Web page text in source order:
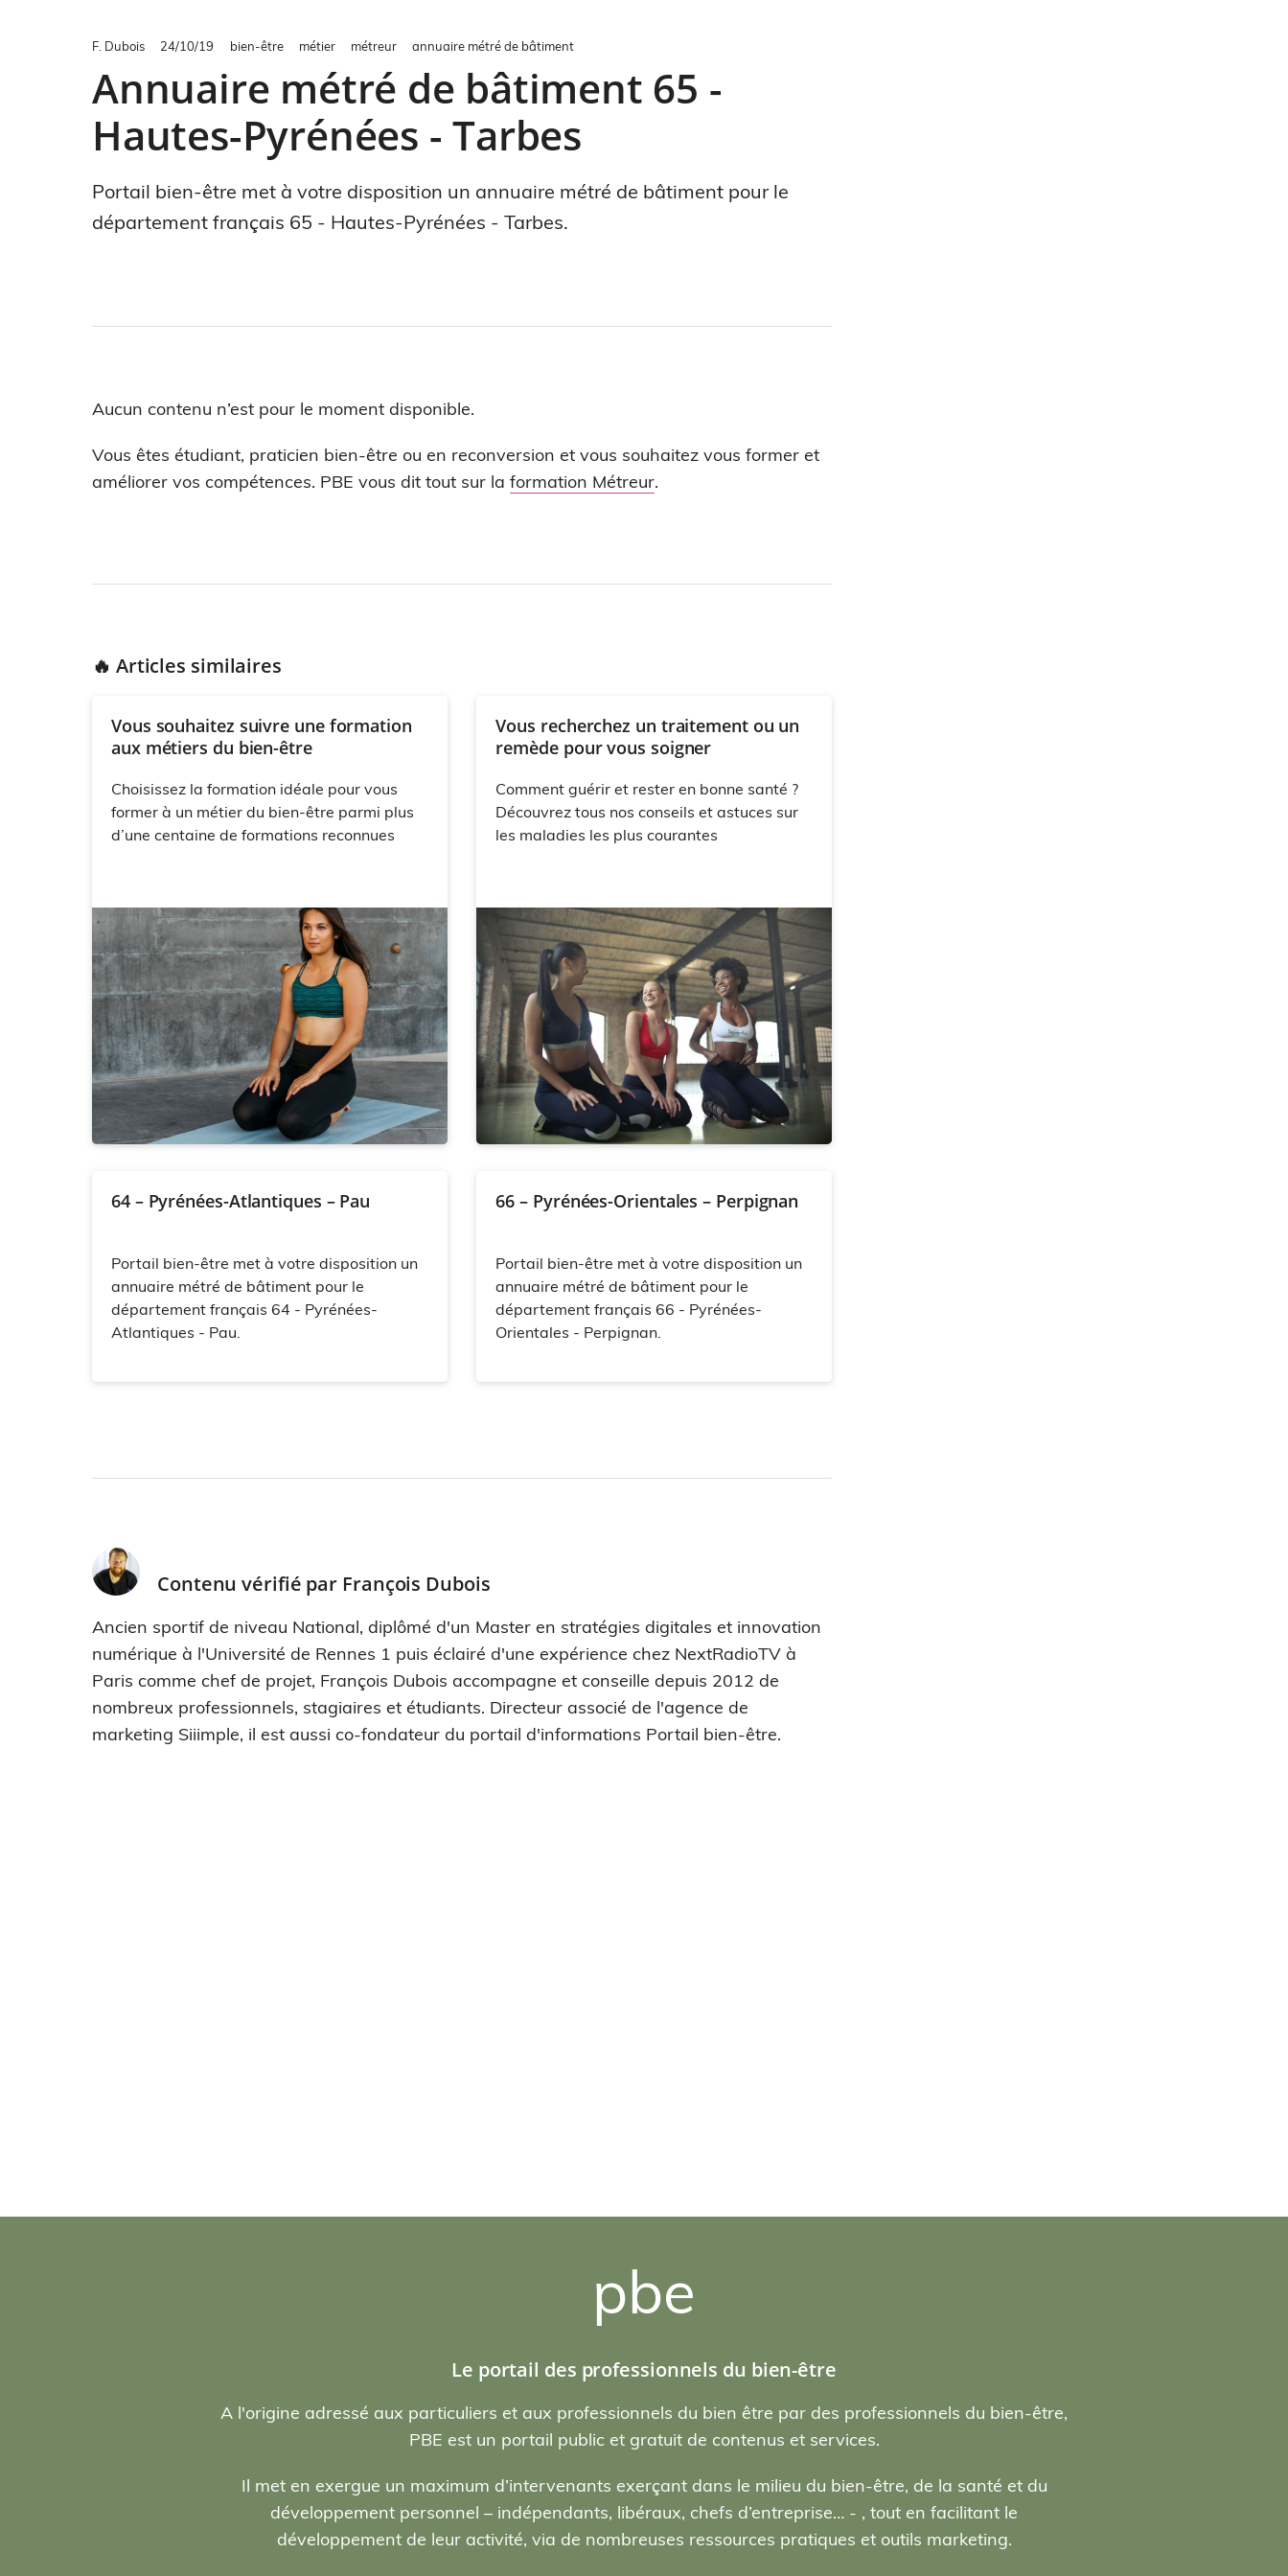
F. Dubois 24/10/19 bien-être métier métreur annuaire métré de bâtiment
Annuaire métré de bâtiment 65 -
Hautes-Pyrénées - Tarbes
Portail bien-être met à votre disposition un annuaire métré de bâtiment pour le
département français 65 - Hautes-Pyrénées - Tarbes.
Aucun contenu n’est pour le moment disponible.
Vous êtes étudiant, praticien bien-être ou en reconversion et vous souhaitez vous former et
améliorer vos compétences. PBE vous dit tout sur la formation Métreur.
🔥 Articles similaires
Vous souhaitez suivre une formation
aux métiers du bien-être
Choisissez la formation idéale pour vous
former à un métier du bien-être parmi plus
d’une centaine de formations reconnues
Vous recherchez un traitement ou un
remède pour vous soigner
Comment guérir et rester en bonne santé ?
Découvrez tous nos conseils et astuces sur
les maladies les plus courantes
64 – Pyrénées-Atlantiques – Pau
Portail bien-être met à votre disposition un
annuaire métré de bâtiment pour le
département français 64 - Pyrénées-
Atlantiques - Pau.
66 – Pyrénées-Orientales – Perpignan
Portail bien-être met à votre disposition un
annuaire métré de bâtiment pour le
département français 66 - Pyrénées-
Orientales - Perpignan.
Contenu vérifié par François Dubois
Ancien sportif de niveau National, diplômé d'un Master en stratégies digitales et innovation
numérique à l'Université de Rennes 1 puis éclairé d'une expérience chez NextRadioTV à
Paris comme chef de projet, François Dubois accompagne et conseille depuis 2012 de
nombreux professionnels, stagiaires et étudiants. Directeur associé de l'agence de
marketing Siiimple, il est aussi co-fondateur du portail d'informations Portail bien-être.
pbe
Le portail des professionnels du bien-être
A l'origine adressé aux particuliers et aux professionnels du bien être par des professionnels du bien-être,
PBE est un portail public et gratuit de contenus et services.
Il met en exergue un maximum d’intervenants exerçant dans le milieu du bien-être, de la santé et du
développement personnel – indépendants, libéraux, chefs d’entreprise… - , tout en facilitant le
développement de leur activité, via de nombreuses ressources pratiques et outils marketing.